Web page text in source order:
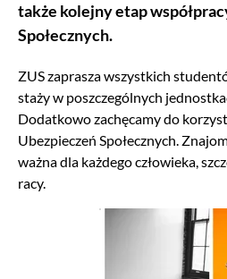
także kolejny etap
Społecznych.
ZUS zaprasza wszystkich
staży w poszczególnych
Dodatkowo zachęcamy do
Ubezpieczeń Społecznych.
ważna dla każdego człowieka,
racy.